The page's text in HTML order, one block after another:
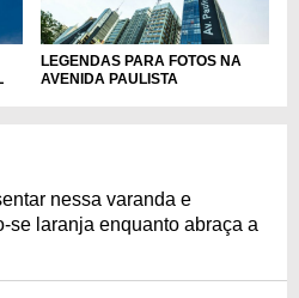
LEGENDAS PARA FOTOS NA
AVENIDA PAULISTA
nessa varanda e
se laranja enquanto abraça a